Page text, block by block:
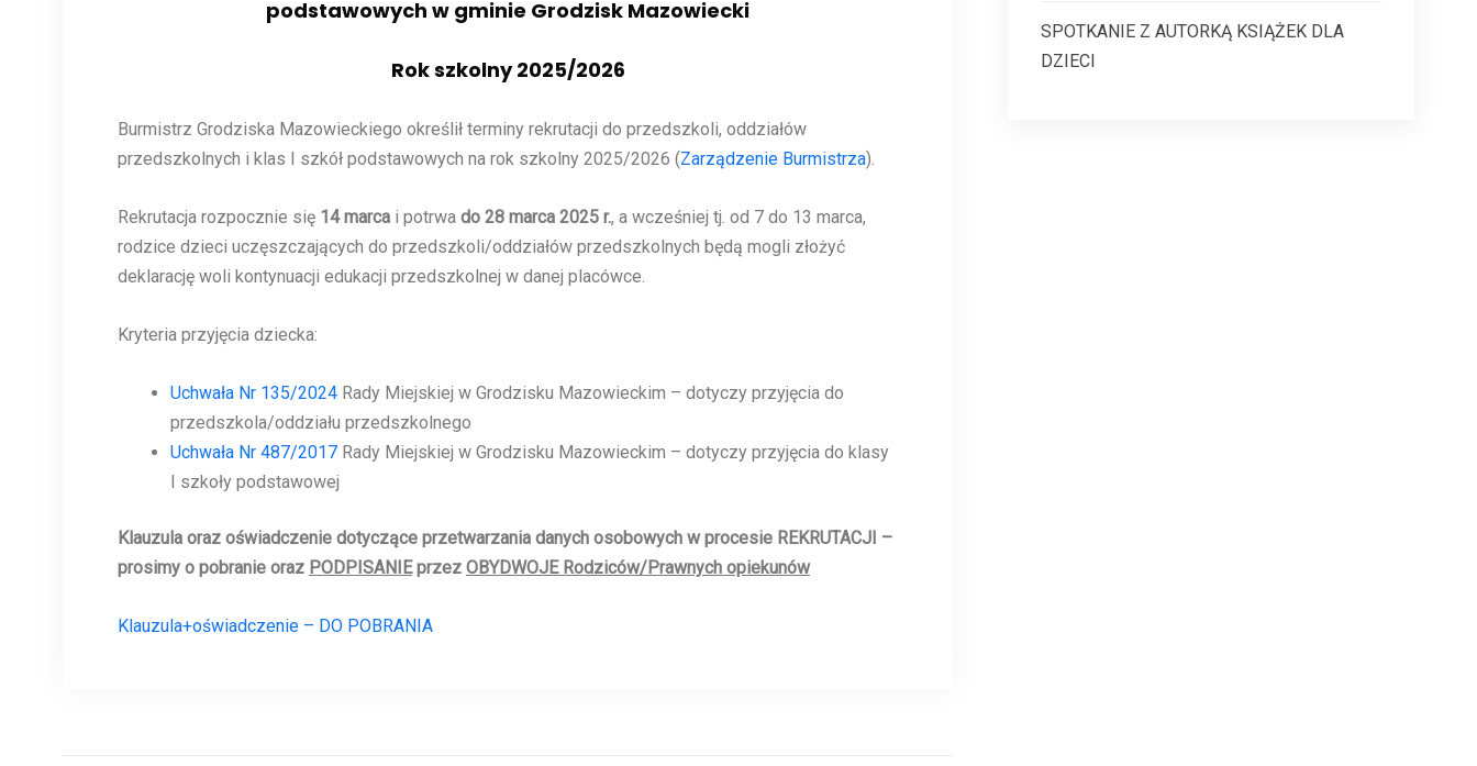
podstawowych w gminie Grodzisk Mazowiecki
Rok szkolny 2025/2026
Burmistrz Grodziska Mazowieckiego określił terminy rekrutacji do przedszkoli, oddziałów
przedszkolnych i klas I szkół podstawowych na rok szkolny 2025/2026 (Zarządzenie Burmistrza).
Rekrutacja rozpocznie się 14 marca i potrwa do 28 marca 2025 r., a wcześniej tj. od 7 do 13 marca,
rodzice dzieci uczęszczających do przedszkoli/oddziałów przedszkolnych będą mogli złożyć
deklarację woli kontynuacji edukacji przedszkolnej w danej placówce.
Kryteria przyjęcia dziecka:
Uchwała Nr 135/2024 Rady Miejskiej w Grodzisku Mazowieckim – dotyczy przyjęcia do
przedszkola/oddziału przedszkolnego
Uchwała Nr 487/2017 Rady Miejskiej w Grodzisku Mazowieckim – dotyczy przyjęcia do klasy
I szkoły podstawowej
Klauzula oraz oświadczenie dotyczące przetwarzania danych osobowych w procesie REKRUTACJI –
prosimy o pobranie oraz PODPISANIEprzez OBYDWOJE Rodziców/Prawnych opiekunów
Klauzula+oświadczenie – DO POBRANIA
SPOTKANIE Z AUTORKĄ KSIĄŻEK DLA
DZIECI